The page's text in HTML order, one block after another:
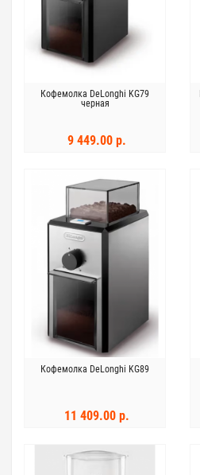
Кофемолка DeLonghi KG79
черная
9 449.00 р.
Кофемолка DeLonghi KG89
11 409.00 р.